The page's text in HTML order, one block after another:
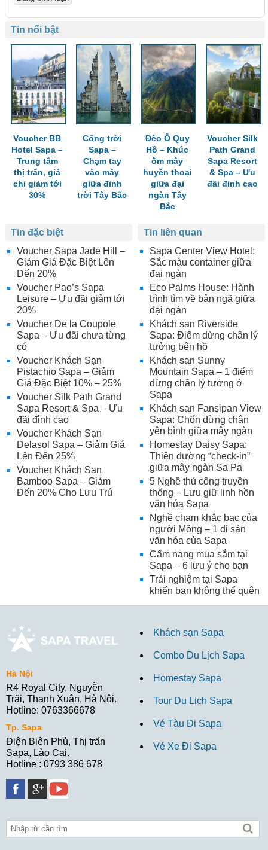
Tin nổi bật
Voucher BB
Hotel Sapa –
Trung tâm
thị trấn, giá
chỉ giảm tới
30%
Cổng trời
Sapa –
Chạm tay
vào mây
giữa đỉnh
trời Tây Bắc
Đèo Ô Quy
Hồ – Khúc
ôm mây
huyền thoại
giữa đại
ngàn Tây
Bắc
Voucher Silk
Path Grand
Sapa Resort
& Spa – Ưu
đãi đỉnh cao
Tin liên quan
Sapa Center View Hotel:
Sắc màu container giữa
đại ngàn
Eco Palms House: Hành
trình tìm về bản ngã giữa
đại ngàn
Khách sạn Riverside
Sapa: Điểm dừng chân lý
tưởng bên hồ
Khách sạn Sunny
Mountain Sapa – 1 điểm
dừng chân lý tưởng ở
Sapa
Khách sạn Fansipan View
Sapa: Chốn dừng chân
yên bình giữa mây ngàn
Homestay Daisy Sapa:
Thiên đường “check-in”
giữa mây ngàn Sa Pa
5 Nghề thủ công truyền
thống – Lưu giữ linh hồn
văn hóa Sapa
Nghề chạm khắc bạc của
người Mông – 1 di sản
văn hóa của Sapa
Cẩm nang mua sắm tại
Sapa – 6 lưu ý cho bạn
Trải nghiệm tại Sapa
khiến bạn không thể quên
Tin đặc biệt
Voucher Sapa Jade Hill –
Giảm Giá Đặc Biệt Lên
Đến 20%
Voucher Pao’s Sapa
Leisure – Ưu đãi giảm tới
20%
Voucher De la Coupole
Sapa – Ưu đãi chưa từng
có
Voucher Khách Sạn
Pistachio Sapa – Giảm
Giá Đặc Biệt 10% – 25%
Voucher Silk Path Grand
Sapa Resort & Spa – Ưu
đãi đỉnh cao
Voucher Khách Sạn
Delasol Sapa – Giảm Giá
Lên Đến 25%
Voucher Khách Sạn
Bamboo Sapa – Giảm
Đến 20% Cho Lưu Trú
Hà Nội
R4 Royal City, Nguyễn
Trãi, Thanh Xuân, Hà Nội.
Hotline: 0763366678
Tp. Sapa
Điện Biên Phủ, Thị trấn
Sapa, Lào Cai.
Hotline : 0793 386 678
Khách sạn Sapa
Combo Du Lịch Sapa
Homestay Sapa
Tour Du Lịch Sapa
Vé Tàu Đi Sapa
Vé Xe Đi Sapa